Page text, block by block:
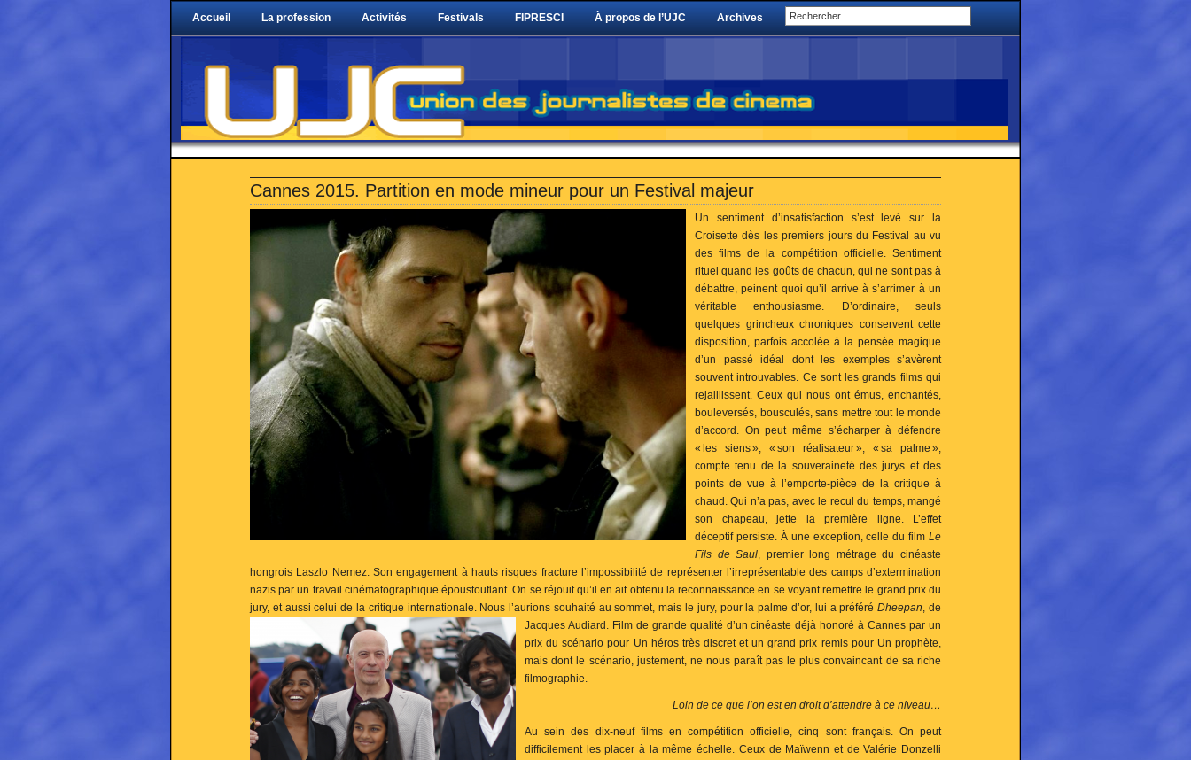
Accueil La profession Activités Festivals FIPRESCI À propos de l’UJC Archives
Cannes 2015. Partition en mode mineur pour un Festival majeur
Un sentiment d’insatisfaction s’est levé sur la
Croisette dès les premiers jours du Festival au vu
des films de la compétition officielle. Sentiment
rituel quand les goûts de chacun, qui ne sont pas à
débattre, peinent quoi qu’il arrive à s’arrimer à un
véritable enthousiasme. D’ordinaire, seuls
quelques grincheux chroniques conservent cette
disposition, parfois accolée à la pensée magique
d’un passé idéal dont les exemples s’avèrent
souvent introuvables. Ce sont les grands films qui
rejaillissent. Ceux qui nous ont émus, enchantés,
bouleversés, bousculés, sans mettre tout le monde
d’accord. On peut même s’écharper à défendre
« les siens », « son réalisateur », « sa palme »,
compte tenu de la souveraineté des jurys et des
points de vue à l’emporte-pièce de la critique à
chaud. Qui n’a pas, avec le recul du temps, mangé
son chapeau, jette la première ligne. L’effet
déceptif persiste. À une exception, celle du film Le
Fils de Saul, premier long métrage du cinéaste
hongrois Laszlo Nemez. Son engagement à hauts risques fracture l’impossibilité de représenter l’irreprésentable des camps d’extermination
nazis par un travail cinématographique époustouflant. On se réjouit qu’il en ait obtenu la reconnaissance en se voyant remettre le grand prix du
jury, et aussi celui de la critique internationale. Nous l’aurions souhaité au sommet, mais le jury, pour la palme d’or, lui a préféréDheepan,de
Jacques Audiard. Film de grande qualité d’un cinéaste déjà honoré à Cannes par un
prix du scénario pour Un héros très discret et un grand prix remis pour Un prophète,
mais dont le scénario, justement, ne nous paraît pas le plus convaincant de sa riche
filmographie.
Loin de ce que l’on est en droit d’attendre à ce niveau…
Au sein des dix-neuf films en compétition officielle, cinq sont français. On peut
difficilement les placer à la même échelle. Ceux de Maïwenn et de Valérie Donzelli